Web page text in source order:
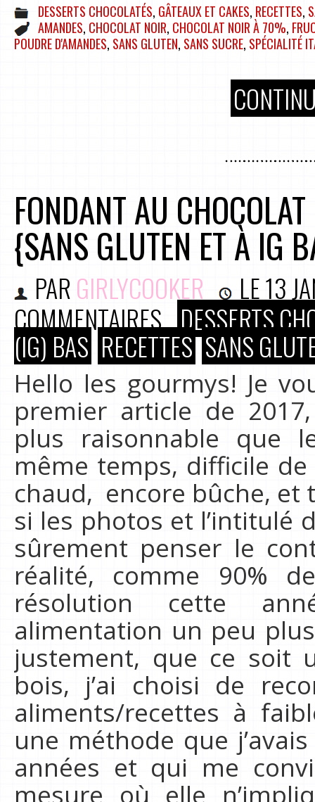
DESSERTS CHOCOLATÉS, GÂTEAUX ET CAKES, RECETTES,
AMANDES, CHOCOLAT NOIR, CHOCOLAT NOIR À 70%,
POUDRE D'AMANDES, SANS GLUTEN, SANS SUCRE, SPÉCIALITÉ
FONDANT AU
{SANS GLUTEN ET À IG
PAR GIRLYCOOKER LE13
COMMENTAIRES DESSERTS
(IG) BAS RECETTES SANS
Hello les gourmys! Je
premier article de
plus raisonnable que
même temps, difficile
chaud, encore bûche,
si les photos et l’intitulé
sûrement penser le
réalité, comme 90%
résolution cette
alimentation un peu
justement, que ce soit
bois, j’ai choisi de
aliments/recettes à
une méthode que
années et qui me
mesure où elle